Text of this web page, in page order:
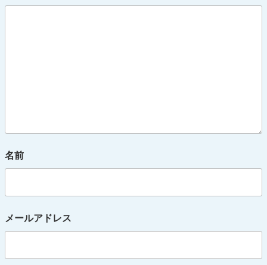
名前
メールアドレス